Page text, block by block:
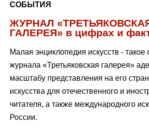
СОБЫТИЯ
ЖУРНАЛ
ГАЛЕРЕЯ» в цифрах и
Малая энциклопедия искусств - такое
журнала «Третьяковская галерея»
масштабу представления на его
искусства для отечественного и
читателя, а также международного
России.